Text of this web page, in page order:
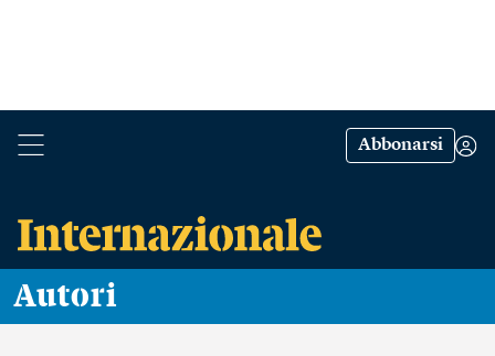
Abbonarsi
Autori